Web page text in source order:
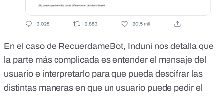
En el caso de RecuerdameBot, Induni nos detalla que
la parte más complicada es entender el mensaje del
usuario e interpretarlo para que pueda descifrar las
distintas maneras en que un usuario puede pedir el